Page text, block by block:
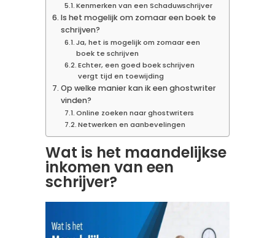
Kenmerken van een Schaduwschrijver
Is het mogelijk om zomaar een boek te
schrijven?
Ja, het is mogelijk om zomaar een
boek te schrijven
Echter, een goed boek schrijven
vergt tijd en toewijding
Op welke manier kan ik een ghostwriter
vinden?
Online zoeken naar ghostwriters
Netwerken en aanbevelingen
Wat is het maandelijkse
inkomen van een
schrijver?